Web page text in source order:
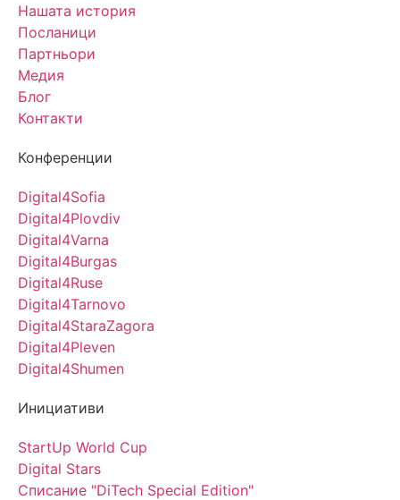
Нашата история
Посланици
Партньори
Медия
Блог
Контакти
Конференции
Digital4Sofia
Digital4Plovdiv
Digital4Varna
Digital4Burgas
Digital4Ruse
Digital4Tarnovo
Digital4StaraZagora
Digital4Pleven
Digital4Shumen
Инициативи
StartUp World Cup
Digital Stars
Списание "DiTech Special Edition"